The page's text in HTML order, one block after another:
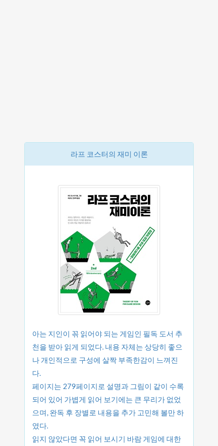
라프 코스터의 재미 이론
아는 지인이 꼮 읽어야 되는 게임인 필독 도서 추
천을 받아 읽게 되었다. 내용 자체는 상당히 좋으
나 개인적으로 구성에 살짝 부족한감이 느껴진
다.
페이지는 279페이지로 설명과 그림이 같이 수록
되어 있어 가볍게 읽어 보기에는 큰 무리가 없었
으며, 완독 후 장별로 내용을 추가 고민해 볼만 하
였다.
읽지 않았다면 꼭 읽어 보시기 바람 게임에 대한